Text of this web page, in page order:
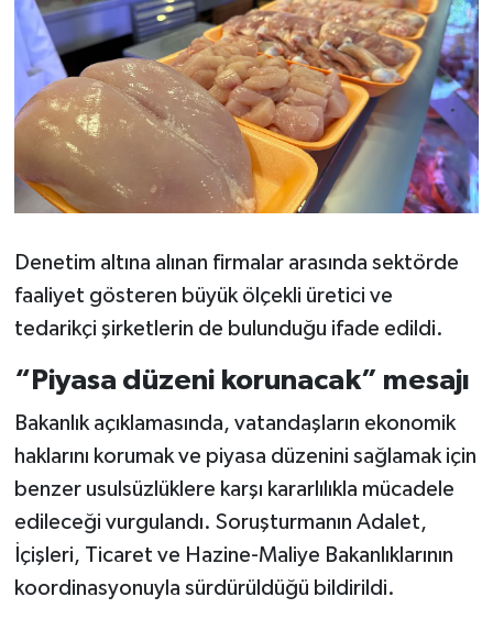
Denetim altına alınan firmalar arasında sektörde
faaliyet gösteren büyük ölçekli üretici ve
tedarikçi şirketlerin de bulunduğu ifade edildi.
“Piyasa düzeni korunacak” mesajı
Bakanlık açıklamasında, vatandaşların ekonomik
haklarını korumak ve piyasa düzenini sağlamak için
benzer usulsüzlüklere karşı kararlılıkla mücadele
edileceği vurgulandı. Soruşturmanın Adalet,
İçişleri, Ticaret ve Hazine-Maliye Bakanlıklarının
koordinasyonuyla sürdürüldüğü bildirildi.